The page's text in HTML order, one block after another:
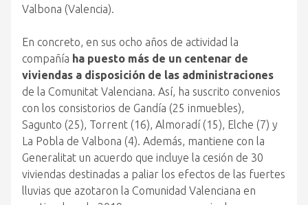
Valbona (Valencia).
En concreto, en sus ocho años de actividad la
compañía ha puesto más de un centenar de
viviendas a disposición de las administraciones
de la Comunitat Valenciana. Así, ha suscrito convenios
con los consistorios de Gandía (25 inmuebles),
Sagunto (25), Torrent (16), Almoradí (15), Elche (7) y
La Pobla de Valbona (4). Además, mantiene con la
Generalitat un acuerdo que incluye la cesión de 30
viviendas destinadas a paliar los efectos de las fuertes
lluvias que azotaron la Comunidad Valenciana en